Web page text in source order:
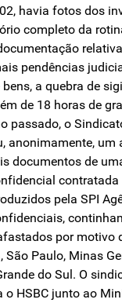
havia fotos dos
completo da
pendências
a quebra de
de 18 horas de
passado, o
anonimamente, um
documentos de
contratada
pela SPI
por motivo
São Paulo, Minas
do Sul. O
o HSBC junto ao